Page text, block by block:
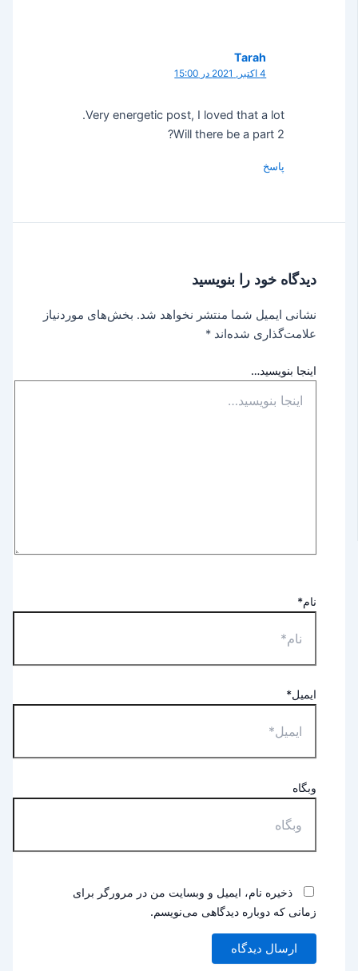
Tarah
4 اکتبر, 2021 در 15:00
Very energetic post, I loved that a lot.
Will there be a part 2?
پاسخ
دیدگاه‌ خود را بنویسید
نشانی ایمیل شما منتشر نخواهد شد. بخش‌های موردنیاز
علامت‌گذاری شده‌اند*
اینجا بنویسید…
نام*
ایمیل*
وبگاه
ذخیره نام، ایمیل و وبسایت من در مرورگر برای
زمانی که دوباره دیدگاهی می‌نویسم.